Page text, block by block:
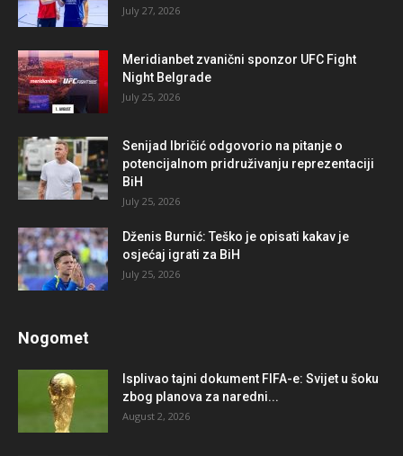
July 27, 2026
Meridianbet zvanični sponzor UFC Fight
Night Belgrade
July 25, 2026
Senijad Ibričić odgovorio na pitanje o
potencijalnom pridruživanju reprezentaciji
BiH
July 25, 2026
Dženis Burnić: Teško je opisati kakav je
osjećaj igrati za BiH
July 25, 2026
Nogomet
Isplivao tajni dokument FIFA-e: Svijet u šoku
zbog planova za naredni...
August 2, 2026